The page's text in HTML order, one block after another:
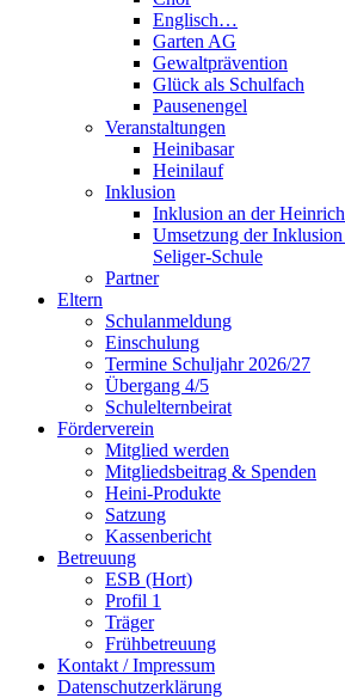
Englisch…
Garten AG
Gewaltprävention
Glück als Schulfach
Pausenengel
Veranstaltungen
Heinibasar
Heinilauf
Inklusion
Inklusion an der
Umsetzung der
Seliger-Schule
Partner
Eltern
Schulanmeldung
Einschulung
Termine Schuljahr 2026/27
Übergang 4/5
Schulelternbeirat
Förderverein
Mitglied werden
Mitgliedsbeitrag & Spenden
Heini-Produkte
Satzung
Kassenbericht
Betreuung
ESB (Hort)
Profil 1
Träger
Frühbetreuung
Kontakt / Impressum
Datenschutzerklärung